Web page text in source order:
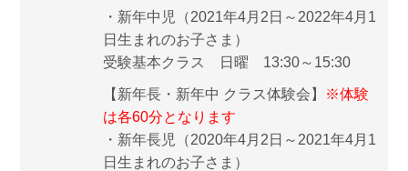
・新年中児（2021年4月2日～2022年4月1
日生まれのお子さま）
受験基本クラス 日曜 13:30～15:30
【新年長・新年中 クラス体験会】
※体験
は各60分となります
・新年長児（2020年4月2日～2021年4月1
日生まれのお子さま）